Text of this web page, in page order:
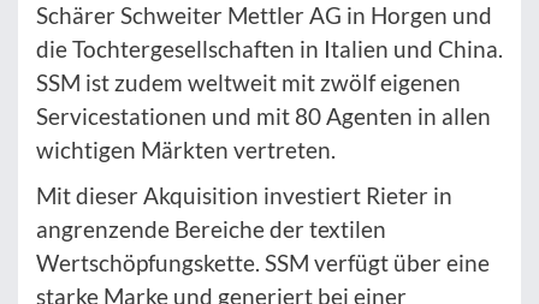
Schärer Schweiter Mettler AG in Horgen und
die Tochtergesellschaften in Italien und China.
SSM ist zudem weltweit mit zwölf eigenen
Servicestationen und mit 80 Agenten in allen
wichtigen Märkten vertreten.
Mit dieser Akquisition investiert Rieter in
angrenzende Bereiche der textilen
Wertschöpfungskette. SSM verfügt über eine
starke Marke und generiert bei einer